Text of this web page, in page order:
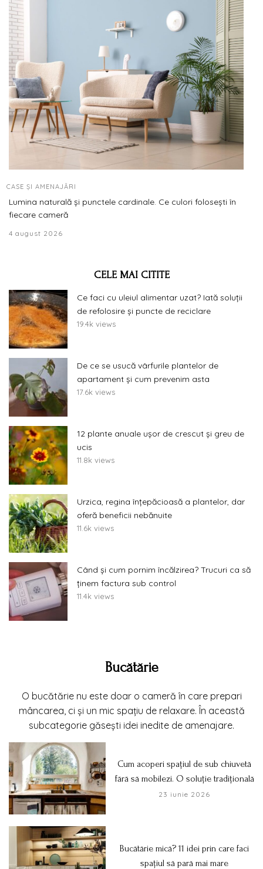
CASE ȘI AMENAJĂRI
Lumina naturală și punctele cardinale. Ce culori folosești în
fiecare cameră
4 august 2026
CELE MAI CITITE
Ce faci cu uleiul alimentar uzat? Iată soluții
de refolosire și puncte de reciclare
19.4k views
De ce se usucă vârfurile plantelor de
apartament și cum prevenim asta
17.6k views
12 plante anuale ușor de crescut și greu de
ucis
11.8k views
Urzica, regina înțepăcioasă a plantelor, dar
oferă beneficii nebănuite
11.6k views
Când și cum pornim încălzirea? Trucuri ca să
ținem factura sub control
11.4k views
Bucătărie
O bucătărie nu este doar o cameră în care prepari
mâncarea, ci și un mic spațiu de relaxare. În această
subcategorie găsești idei inedite de amenajare.
Cum acoperi spațiul de sub chiuvetă
fără să mobilezi. O soluție tradițională
23 iunie 2026
Bucătărie mică? 11 idei prin care faci
spațiul să pară mai mare